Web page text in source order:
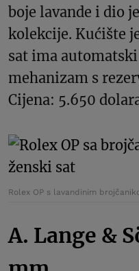
boje lavande i dio
kolekcije. Kućište
sat ima
mehanizam s
Cijena: 5.650
Rolex OP s lavandinim
A. Lange &